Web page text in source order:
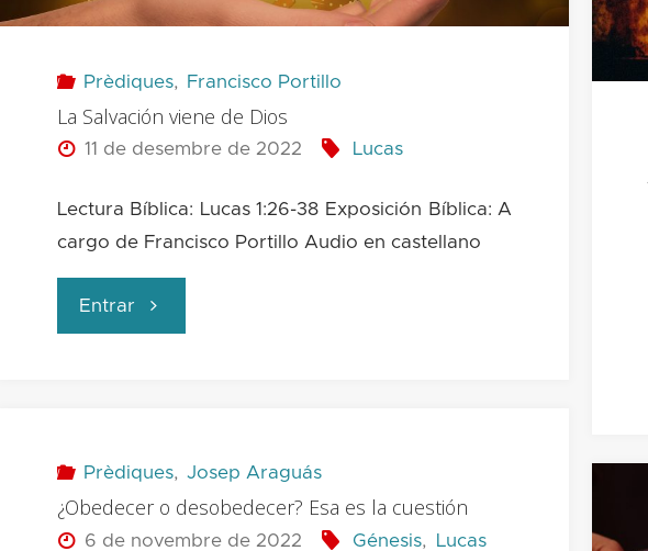
Prèdiques, Francisco Portillo
La Salvación viene de Dios
11 de desembre de 2022 Lucas
Lectura Bíblica: Lucas 1:26-38 Exposición Bíblica: A
cargo de Francisco Portillo Audio en castellano
Entrar "La
de
Prèdiques, Josep Araguás
¿Obedecer o desobedecer? Esa es la cuestión
6 de novembre de 2022 Génesis, Lucas